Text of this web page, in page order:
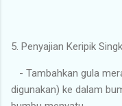
5. Penyajian Keripik
- Tambahkan gula
digunakan) ke dalam